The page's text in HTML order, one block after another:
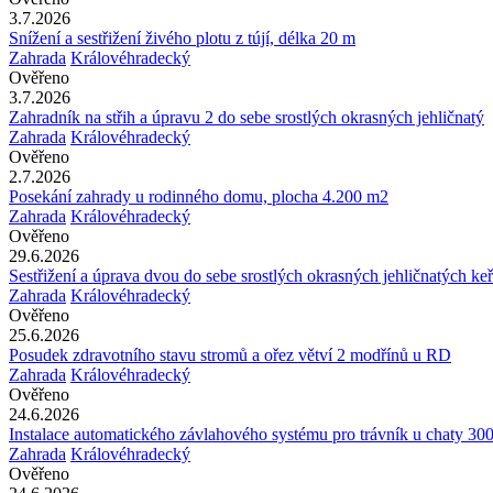
3.7.2026
Snížení a sestřižení živého plotu z tújí, délka 20 m
Zahrada Královéhradecký
Ověřeno
3.7.2026
Zahradník na střih a úpravu 2 do sebe srostlých okrasných jehličnatý
Zahrada Královéhradecký
Ověřeno
2.7.2026
Posekání zahrady u rodinného domu, plocha 4.200 m2
Zahrada Královéhradecký
Ověřeno
29.6.2026
Sestřižení a úprava dvou do sebe srostlých okrasných jehličnatých
Zahrada Královéhradecký
Ověřeno
25.6.2026
Posudek zdravotního stavu stromů a ořez větví 2 modřínů u RD
Zahrada Královéhradecký
Ověřeno
24.6.2026
Instalace automatického závlahového systému pro trávník u chaty
Zahrada Královéhradecký
Ověřeno